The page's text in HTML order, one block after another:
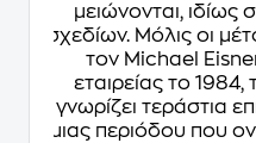
μειώνονται, ιδίως
σχεδίων. Μόλις οι
τον Michael
εταιρείας το 1984,
γνωρίζει τεράστια
μιας περιόδου που